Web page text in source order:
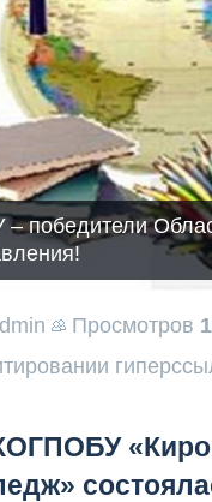
– победители
Просмотров